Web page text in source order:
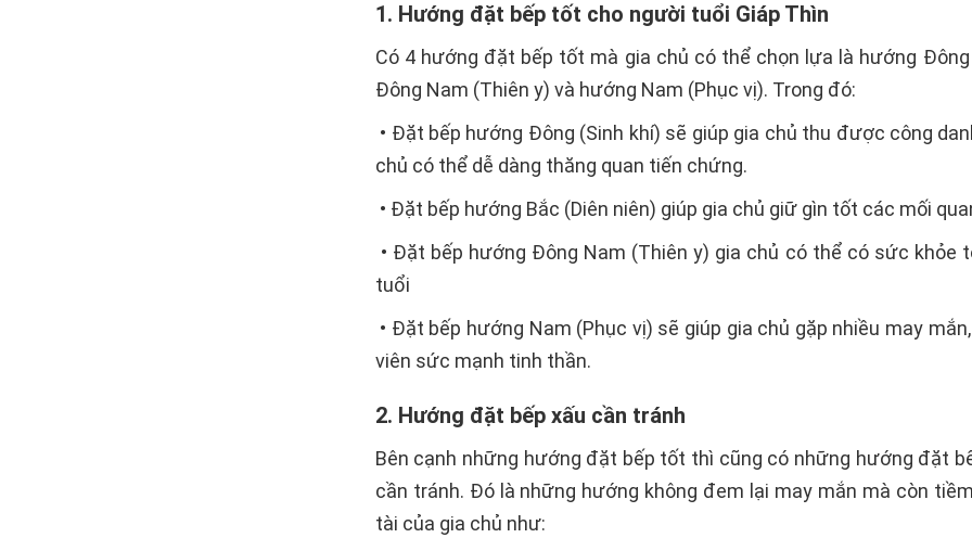
1. Hướng đặt bếp tốt cho người tuổi Giáp Thìn
Có 4 hướng đặt bếp tốt mà gia chủ có thể chọn lựa là hướng Đông
Đông Nam (Thiên y) và hướng Nam (Phục vị). Trong đó:
• Đặt bếp hướng Đông (Sinh khí) sẽ giúp gia chủ thu được công
chủ có thể dễ dàng thăng quan tiến chứng.
• Đặt bếp hướng Bắc (Diên niên) giúp gia chủ giữ gìn tốt các mối
• Đặt bếp hướng Đông Nam (Thiên y) gia chủ có thể có sức khỏe
tuổi
• Đặt bếp hướng Nam (Phục vị) sẽ giúp gia chủ gặp nhiều may
viên sức mạnh tinh thần.
2. Hướng đặt bếp xấu cần tránh
Bên cạnh những hướng đặt bếp tốt thì cũng có những hướng đặt
cần tránh. Đó là những hướng không đem lại may mắn mà còn
tài của gia chủ như: